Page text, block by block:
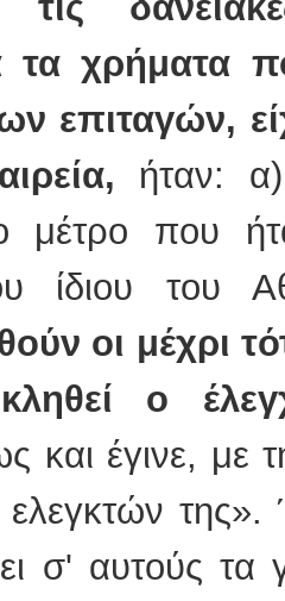
τα χρήματα
επιταγών,
, ήταν:
μέτρο που
ίδιου του
οι μέχρι
ο
και έγινε, με
ελεγκτών
σ' αυτούς τα